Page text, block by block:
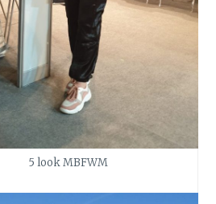
5 look MBFWM